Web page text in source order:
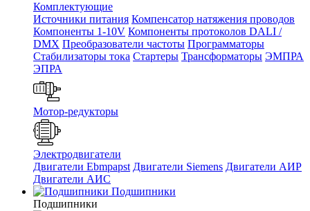
Комплектующие
Источники питания Компенсатор натяжения проводов
Компоненты 1-10V Компоненты протоколов DALI /
DMX Преобразователи частоты Программаторы
Стабилизаторы тока Стартеры Трансформаторы ЭМПРА
ЭПРА
Мотор-редукторы
Электродвигатели
Двигатели Ebmpapst Двигатели Siemens Двигатели АИР
Двигатели АИС
Подшипники
Подшипники